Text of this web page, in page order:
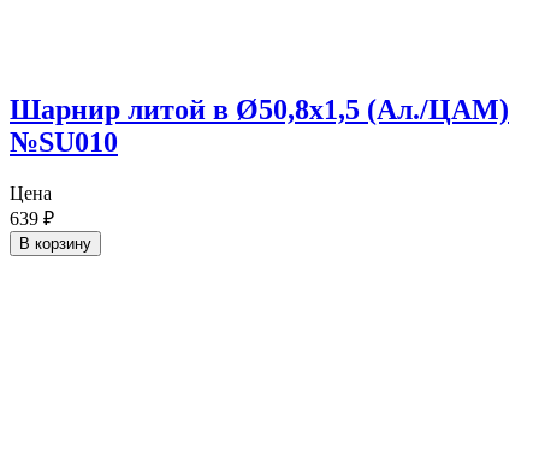
Шарнир литой в Ø50,8х1,5 (Ал./ЦАМ)
№SU010
Цена
639 ₽
В корзину